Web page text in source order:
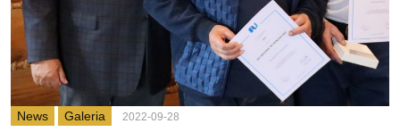
News Galeria 2022-09-28